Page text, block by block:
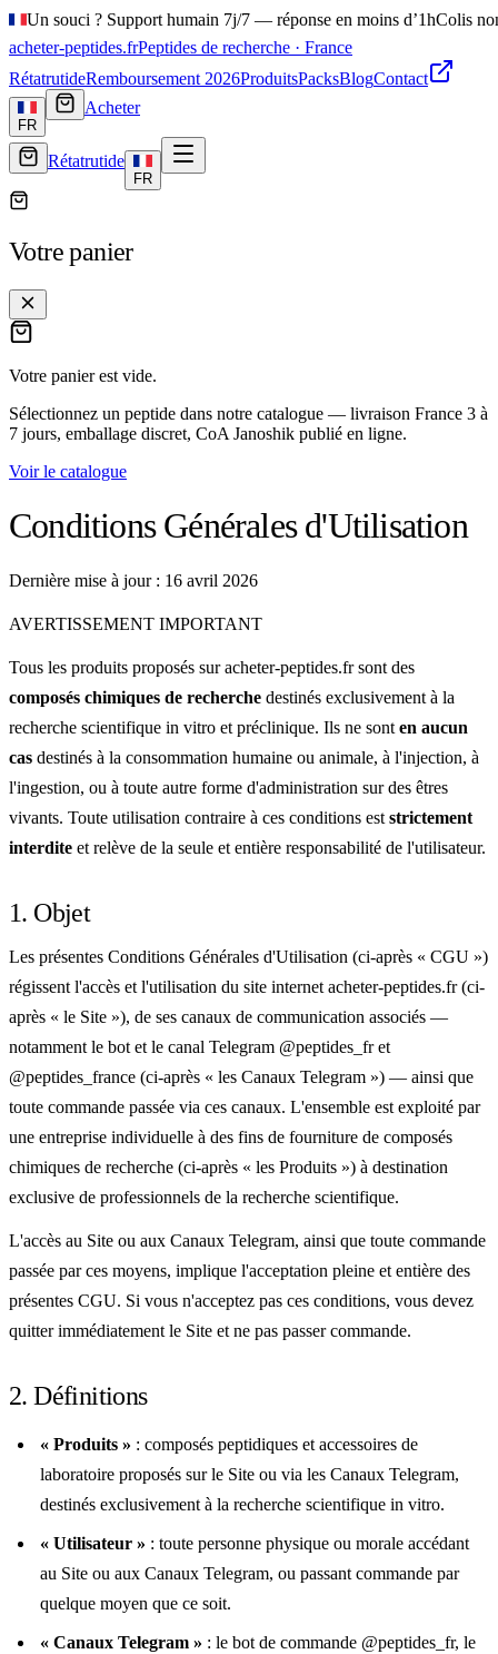
Un souci ? Support humain 7j/7 — réponse en moins d’1hColis
acheter-peptides.frPeptides de recherche · France
RétatrutideRemboursement 2026ProduitsPacksBlogContact
FR
Acheter
Rétatrutide
FR
Votre panier
Votre panier est vide.
Sélectionnez un peptide dans notre catalogue — livraison France 3 à
7 jours, emballage discret, CoA Janoshik publié en ligne.
Voir le catalogue
Conditions Générales d'Utilisation
Dernière mise à jour : 16 avril 2026
AVERTISSEMENT IMPORTANT
Tous les produits proposés sur acheter-peptides.fr sont des
composés chimiques de recherche destinés exclusivement à la
recherche scientifique in vitro et préclinique. Ils ne sont en aucun
cas destinés à la consommation humaine ou animale, à l'injection, à
l'ingestion, ou à toute autre forme d'administration sur des êtres
vivants. Toute utilisation contraire à ces conditions est strictement
interdite et relève de la seule et entière responsabilité de l'utilisateur.
1. Objet
Les présentes Conditions Générales d'Utilisation (ci-après « CGU »)
régissent l'accès et l'utilisation du site internet acheter-peptides.fr (ci-
après « le Site »), de ses canaux de communication associés —
notamment le bot et le canal Telegram @peptides_fr et
@peptides_france (ci-après « les Canaux Telegram ») — ainsi que
toute commande passée via ces canaux. L'ensemble est exploité par
une entreprise individuelle à des fins de fourniture de composés
chimiques de recherche (ci-après « les Produits ») à destination
exclusive de professionnels de la recherche scientifique.
L'accès au Site ou aux Canaux Telegram, ainsi que toute commande
passée par ces moyens, implique l'acceptation pleine et entière des
présentes CGU. Si vous n'acceptez pas ces conditions, vous devez
quitter immédiatement le Site et ne pas passer commande.
2. Définitions
« Produits » : composés peptidiques et accessoires de
laboratoire proposés sur le Site ou via les Canaux Telegram,
destinés exclusivement à la recherche scientifique in vitro.
« Utilisateur » : toute personne physique ou morale accédant
au Site ou aux Canaux Telegram, ou passant commande par
quelque moyen que ce soit.
« Canaux Telegram » : le bot de commande @peptides_fr, le